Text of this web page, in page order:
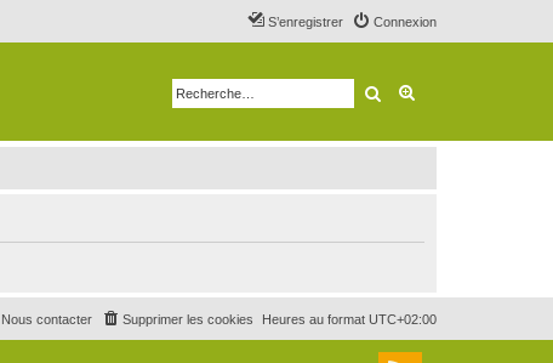
Connexion
S’enregistrer
Rechercher
Heures au format UTC+02:00
Supprimer les cookies
Nous contacter